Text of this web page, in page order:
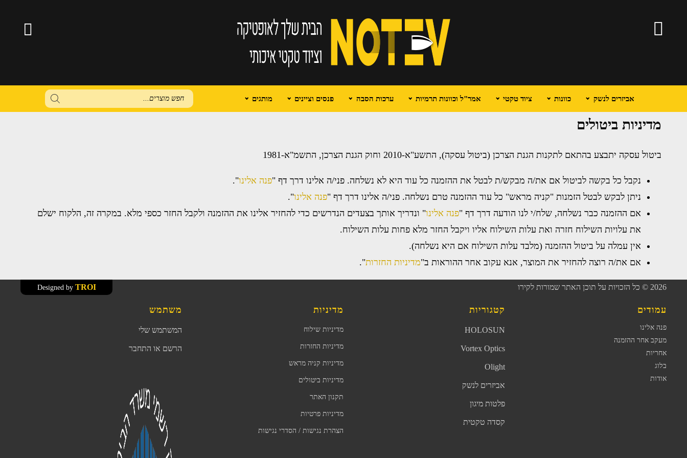
אביזרים לנשק כוונות ציוד טקטי אמר"ל וכוונות תרמיות ערכות הסבה פנסים וציינים מותגים
Products
search
מדיניות ביטולים
ביטול עסקה יתבצע בהתאם לתקנות הגנת הצרכן (ביטול עסקה), התשע"א-2010 וחוק הגנת הצרכן, התשמ"א-1981
נקבל כל בקשה לביטול אם את/ה מבקש/ת לבטל את ההזמנה כל עוד היא לא נשלחה. פני/ה אלינו דרך דף "פנה אלינו".
ניתן לבקש לבטל הזמנות "קניה מראש" כל עוד ההזמנה טרם נשלחה. פני/ה אלינו דרך דף "פנה אלינו".
אם ההזמנה כבר נשלחה, שלח/י לנו הודעה דרך דף "פנה אלינו" ונדריך אותך בצעדים הנדרשים כדי להחזיר אלינו את ההזמנה ולקבל החזר כספי מלא. במקרה זה, הלקוח ישלם
את עלויות השילוח חזרה ואת עלות השילוח אליו ויקבל החזר מלא פחות עלות השילוח.
אין עמלה על ביטול ההזמנה (מלבד עלות השילוח אם היא נשלחה).
אם את/ה רוצה להחזיר את המוצר, אנא עקוב אחר ההוראות ב"מדיניות החזרות".
2026 © כל הזכויות על תוכן האתר שמורות לקירו TROI
Designed by
עמודים
פנה אלינו
מעקב אחר ההזמנה
אחריות
בלוג
אודות
קטגוריות
HOLOSUN
Vortex Optics
Olight
אביזרים לנשק
פלטות מיגון
קסדה טקטית
מדיניות
מדיניות שילוח
מדיניות החזרות
מדיניות קניה מראש
מדיניות ביטולים
תקנון האתר
מדיניות פרטיות
הצהרת נגישות / הסדרי נגישות
משתמש
המשתמש שלי
הרשם או התחבר